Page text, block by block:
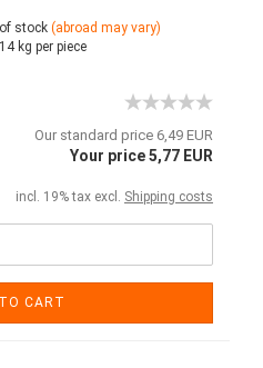
stock (abroad may vary)
kg per piece
Our standard price 6,49 EUR
Your price 5,77 EUR
incl. 19% tax excl. Shipping costs
CART